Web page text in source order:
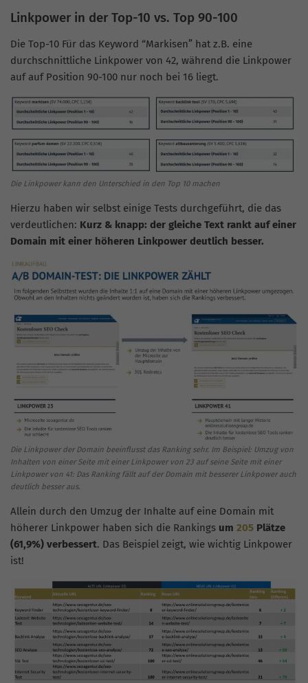
Linkpower in der Top-10 vs. Top 90-100
Die Top-10 Für das Keyword “Markisen” hat z.B. eine
durchschnittliche Linkpower von 42, während die Linkpower
auf auf Position 90-100 nur noch bei 16 liegt.
Die Linkpower kann den Unterschied in den Top 10 machen
Hierzu haben wir selbst einige Tests durchgeführt, die das
verdeutlichen: Kurz & knapp: der gleiche Text rankt auf einer
Domain mit einer höheren Linkpower deutlich besser.
Die Linkpower der Domain beeinflusst das Ranking sehr. Im Beispiel: Umzug von
Inhalten von einer Seite mit einer Linkpower von 23 auf seine Seite mit einer
Linkpower von 41: Das Ranking fällt auf der Domain mit besserer Linkpower auch
deutlich besser aus.
Allein durch den Umzug der Inhalte auf eine Domain mit
höherer Linkpower haben sich die Rankings um 205 Plätze
(61,9%) verbessert. Das Beispiel zeigt, wie wichtig Linkpower
ist!